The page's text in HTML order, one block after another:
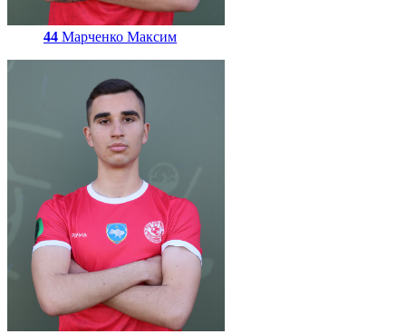
44 Марченко Максим